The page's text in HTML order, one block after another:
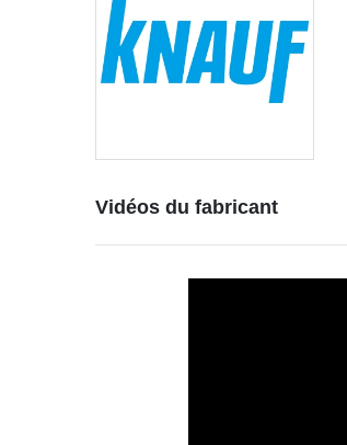
Vidéos du fabricant